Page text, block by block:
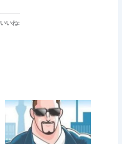
いいね: